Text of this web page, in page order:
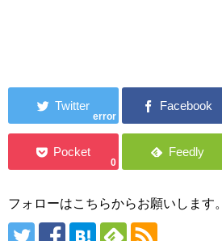
error
0
フォローはこちらからお願いします。